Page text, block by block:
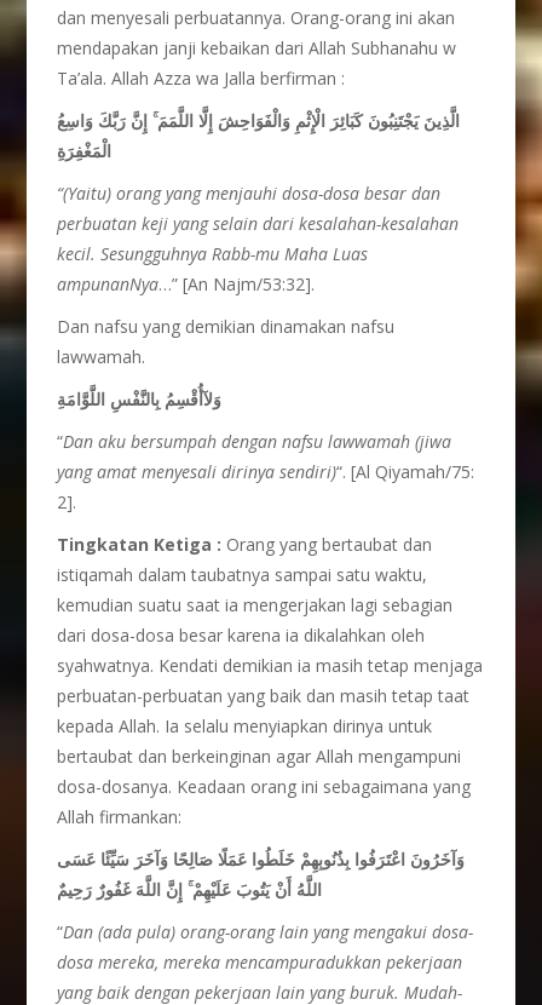
dan menyesali perbuatannya. Orang-orang ini akan
mendapakan janji kebaikan dari Allah Subhanahu w
Ta’ala. Allah Azza wa Jalla berfirman :
الَّذِينَ يَجْتَنِبُونَ كَبَائِرَ الْإِثْمِ وَالْفَوَاحِشَ إِلَّا اللَّمَمَ ۚ إِنَّ رَبَّكَ وَاسِعُ
الْمَغْفِرَةِ
“(Yaitu) orang yang menjauhi dosa-dosa besar dan
perbuatan keji yang selain dari kesalahan-kesalahan
kecil. Sesungguhnya Rabb-mu Maha Luas
ampunanNya…” [An Najm/53:32].
Dan nafsu yang demikian dinamakan nafsu
lawwamah.
وَلآأُقْسِمُ بِالنَّفْسِ اللَّوَّامَةِ
“Dan aku bersumpah dengan nafsu lawwamah (jiwa
yang amat menyesali dirinya sendiri)“. [Al Qiyamah/75:
2].
Tingkatan Ketiga : Orang yang bertaubat dan
istiqamah dalam taubatnya sampai satu waktu,
kemudian suatu saat ia mengerjakan lagi sebagian
dari dosa-dosa besar karena ia dikalahkan oleh
syahwatnya. Kendati demikian ia masih tetap menjaga
perbuatan-perbuatan yang baik dan masih tetap taat
kepada Allah. Ia selalu menyiapkan dirinya untuk
bertaubat dan berkeinginan agar Allah mengampuni
dosa-dosanya. Keadaan orang ini sebagaimana yang
Allah firmankan:
وَآخَرُونَ اعْتَرَفُوا بِذُنُوبِهِمْ خَلَطُوا عَمَلًا صَالِحًا وَآخَرَ سَيِّئًا عَسَى
اللَّهُ أَنْ يَتُوبَ عَلَيْهِمْ ۚ إِنَّ اللَّهَ غَفُورٌ رَحِيمٌ
“Dan (ada pula) orang-orang lain yang mengakui dosa-
dosa mereka, mereka mencampuradukkan pekerjaan
yang baik dengan pekerjaan lain yang buruk. Mudah-